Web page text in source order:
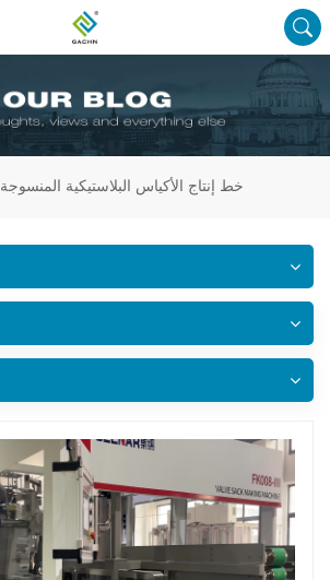
خط إنتاج الأكياس البلاستيكية المنسوجة